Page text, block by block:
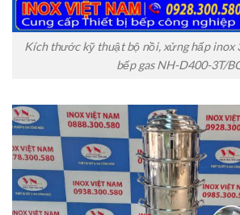
Kích thước kỹ thuật bộ nồi, xửng hấp inox
bếp gas NH-D400-3T/